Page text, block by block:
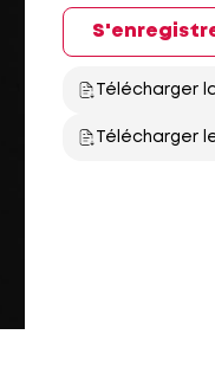
Télécharger
Télécharger